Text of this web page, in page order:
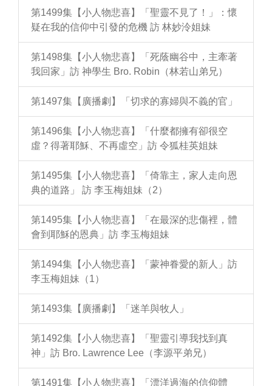
第1499集【小人物悲喜】「聖靈不見了！」：懷
疑在我的信仰中引發的危機 訪 林妙泠姐妹
第1498集【小人物悲喜】「死蔭幽谷中，主牽著
我回家」訪 神學生 Bro. Robin（林若山弟兄）
第1497集【廣播劇】「切求的寡婦與不義的官」
第1496集【小人物悲喜】「什麼都擁有卻很空
虛？得著耶穌、不再虛空」訪 令狐桂英姐妹
第1495集【小人物悲喜】「倚靠主，家人走向恩
典的道路」 訪 李玉梅姐妹（2）
第1495集【小人物悲喜】「在最深的悲傷裡，體
會到耶穌的恩典」訪 李玉梅姐妹
第1494集【小人物悲喜】「蒙神眷愛的新人」訪
李玉梅姐妹（1）
第1493集【廣播劇】「迷羊與牧人」
第1492集【小人物悲喜】「聖靈引導我找到真
神」訪 Bro. Lawrence Lee（李源平弟兄）
第1491集【小人物悲喜】「漂洋過海的信仰體